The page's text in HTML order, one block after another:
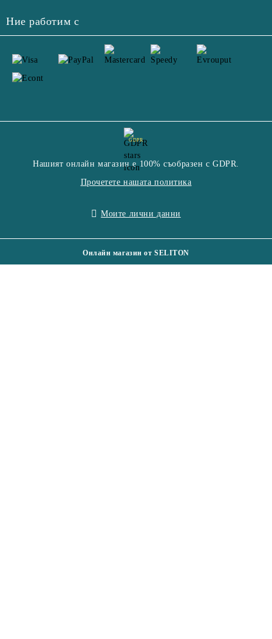
Ние работим с
GDPR
Нашият онлайн магазин е 100% съобразен с GDPR.
Прочетете нашата политика
Моите лични данни
Онлайн магазин от SELITON